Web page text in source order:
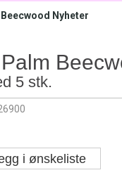
Beecwood Nyheter
5 stk.
i ønskeliste